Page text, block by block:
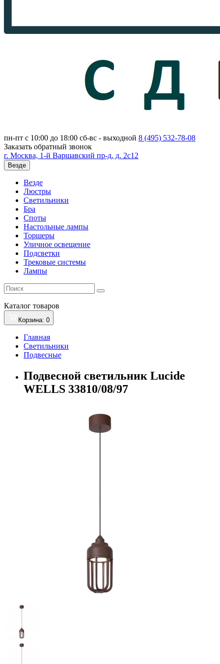
пн-пт с 10:00 до 18:00 сб-вс - выходной 8 (495) 532-78-08
Заказать обратный звонок
г. Москва, 1-й Варшавский пр-д, д. 2с12
Везде
Везде
Люстры
Светильники
Бра
Споты
Настольные лампы
Торшеры
Уличное освещение
Подсветки
Трековые системы
Лампы
Каталог товаров
Корзина: 0
Главная
Светильники
Подвесные
Подвесной светильник Lucide
WELLS 33810/08/97